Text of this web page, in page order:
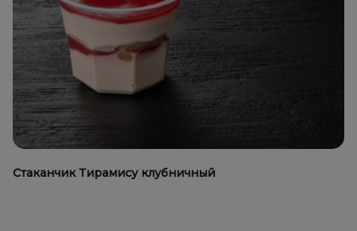
Стаканчик Тирамису клубничный